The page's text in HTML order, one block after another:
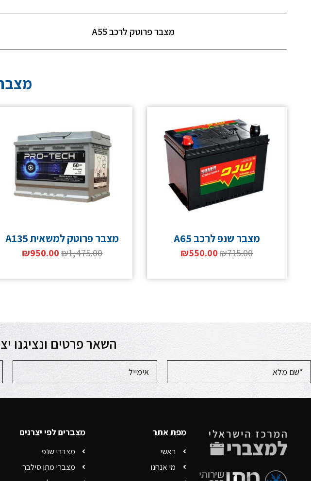
מצבר פרוטק לרכב A55
מצבר שנפ לרכב A65
₪715.00
₪550.00
מצבר פרוטק למשאית A135
₪1,475.00
₪950.00
השאר פרטים ונציגנו
מפת אתר
ראשי
מי אנחנו
מצברים לפי יצרנים
מצברי שנפ
מצברי מתן סילבר